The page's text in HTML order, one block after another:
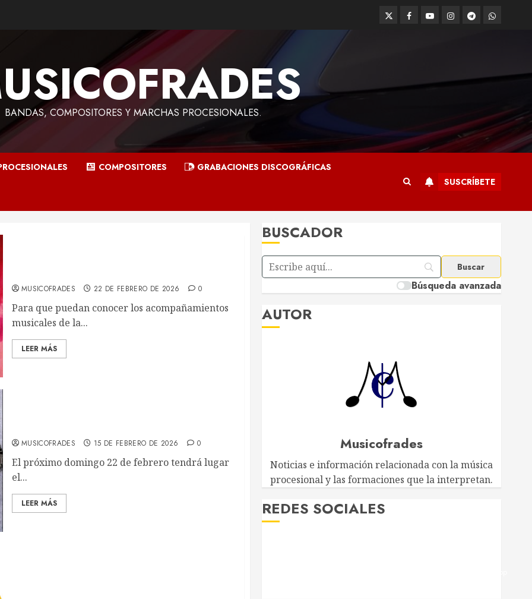
TwitterFacebookYoutubeInstagramTelegramWhatsApp
BANDAS, COMPOSITORES Y MARCHAS PROCESIONALES.
COMPOSITORES GRABACIONES DISCOGRÁFICAS
SUSCRÍBETE
MUSICOFRADES 22 DE FEBRERO DE 2026 0
Para que puedan conocer los acompañamientos
musicales de la...
LEER MÁS
MUSICOFRADES 15 DE FEBRERO DE 2026 0
El próximo domingo 22 de febrero tendrá lugar
el...
LEER MÁS
BUSCADOR
Búsqueda avanzada
AUTOR
Musicofrades
Noticias e información relacionada con la música
procesional y las formaciones que la interpretan.
REDES SOCIALES